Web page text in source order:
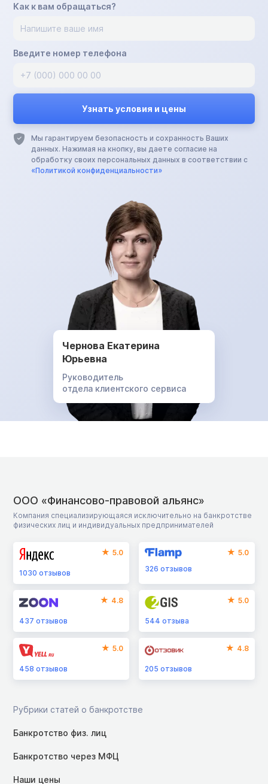
Как к вам обращаться?
Введите номер телефона
Мы гарантируем безопасность и сохранность Ваших
данных. Нажимая на кнопку, вы даете согласие на
обработку своих персональных данных в соответствии с
«Политикой конфиденциальности»
Чернова Екатерина
Юрьевна
Руководитель
отдела клиентского сервиса
ООО «Финансово-правовой альянс»
Компания специализирующаяся исключительно на банкротстве
физических лиц и индивидуальных предпринимателей
5.0
1030 отзывов
5.0
326отзывов
4.8
437 отзывов
5.0
544отзыва
5.0
458 отзывов
4.8
205отзывов
Рубрики статей о банкротстве
Банкротство физ. лиц
Банкротство через МФЦ
Наши цены